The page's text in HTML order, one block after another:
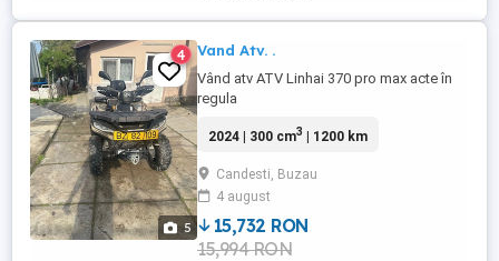
5
4 Vand Atv. .
Vând atv ATV Linhai 370 pro max acte în
regula
2024 | 300 cm3 | 1200 km
Candesti, Buzau
4 august
15,732 RON
15,994 RON